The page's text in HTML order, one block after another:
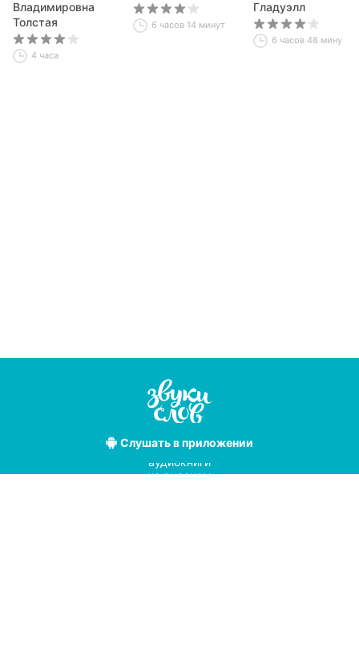
интимных
отношений
Владимировна
Толстая
4 часа
6 часов 14 минут
навык
Гладуэлл
6 часов 48 минут
Слушатьв приложении
Лучшие
аудиокниги
на русском